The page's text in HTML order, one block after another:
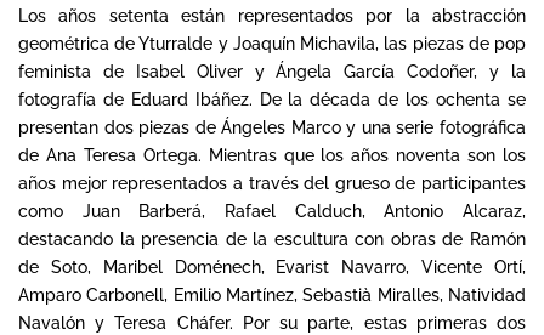
Los años setenta están representados por la abstracción
geométrica de Yturralde y Joaquín Michavila, las piezas de pop
feminista de Isabel Oliver y Ángela García Codoñer, y la
fotografía de Eduard Ibáñez. De la década de los ochenta se
presentan dos piezas de Ángeles Marco y una serie fotográfica
de Ana Teresa Ortega. Mientras que los años noventa son los
años mejor representados a través del grueso de participantes
como Juan Barberá, Rafael Calduch, Antonio Alcaraz,
destacando la presencia de la escultura con obras de Ramón
de Soto, Maribel Doménech, Evarist Navarro, Vicente Ortí,
Amparo Carbonell, Emilio Martínez, Sebastià Miralles, Natividad
Navalón y Teresa Cháfer. Por su parte, estas primeras dos